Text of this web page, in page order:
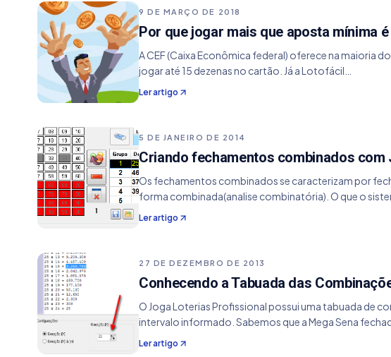
9 DE MARÇO DE 2018
Por que jogar mais que aposta mínima
A CEF (Caixa Econômica federal) oferece na maioria
jogar até 15 dezenas no cartão. Já a Lotofácil…
Ler artigo
5 DE JANEIRO DE 2014
Criando fechamentos combinados
Os fechamentos combinados se caracterizam por
forma combinada(analise combinatória). O que o
Ler artigo
27 DE DEZEMBRO DE 2013
Conhecendo a Tabuada das
O Joga Loterias Profissional possui uma tabuada de
intervalo informado. Sabemos que a Mega Sena
Ler artigo